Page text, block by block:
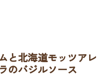
と北海道モッツアレ
ラのバジルソース